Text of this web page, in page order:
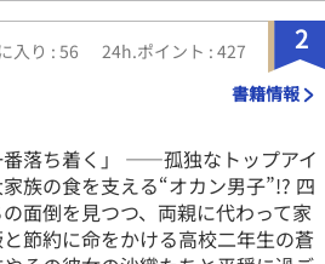
2
入り : 56 24h.ポイント : 427
書籍情報
番落ち着く」 ――孤独なトップアイ
族の食を支える“オカン男子”!? 四
面倒を見つつ、両親に代わって家
節約に命をかける高校二年生の蒼